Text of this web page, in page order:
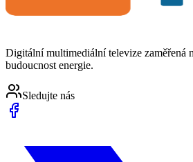
Digitální multimediální televize zaměřená
budoucnost energie.
Sledujte nás